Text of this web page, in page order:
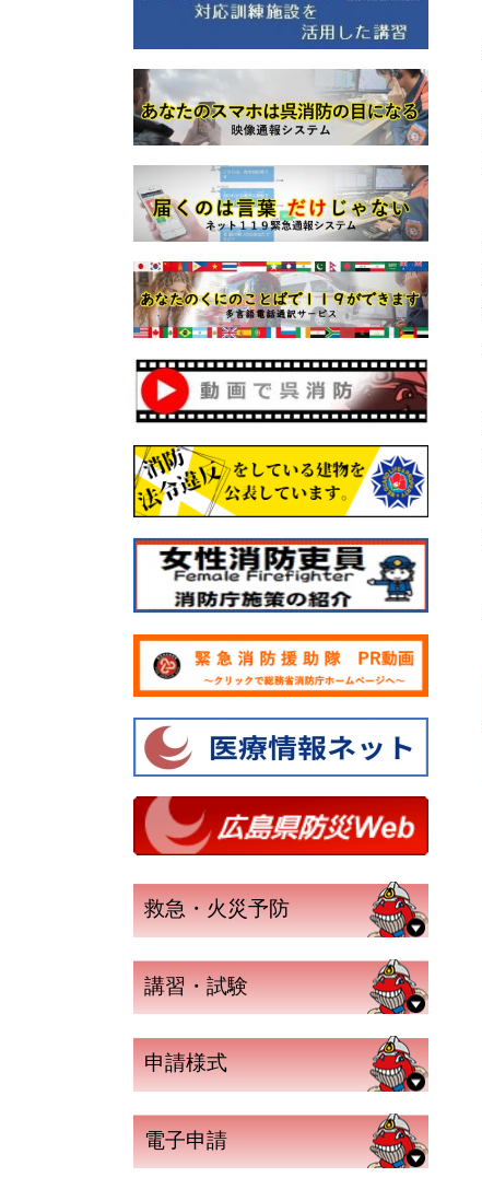
救急・火災予防
講習・試験
申請様式
電子申請